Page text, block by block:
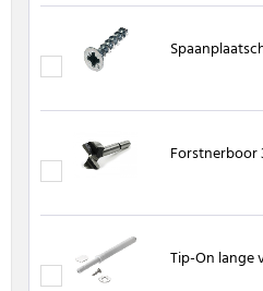
Forstnerboor